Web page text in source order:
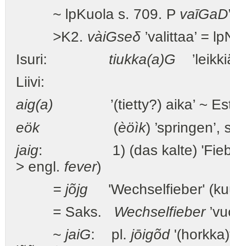
~ lpKuola s. 709. P vaīGaD
>K2. vàiGseδ ’valittaa’ =
Isuri: tiukka(a)G
Liivi:
aig(a) ’(tietty?) aika’ ~
eök(èöìk) ’springen’,
jaig: 1) (das kalte)
> engl. fever)
= jõjg 'Wechselfieber'
= Saks. Wechselfieber
~ jaiG: pl. jōigõd